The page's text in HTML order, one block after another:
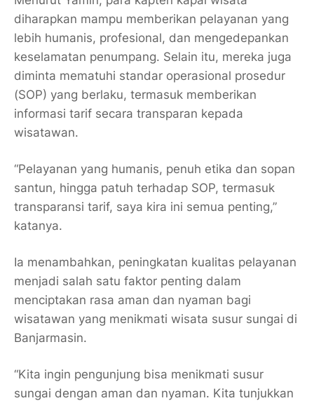
diharapkan mampu memberikan pelayanan yang
lebih humanis, profesional, dan mengedepankan
keselamatan penumpang. Selain itu, mereka juga
diminta mematuhi standar operasional prosedur
(SOP) yang berlaku, termasuk memberikan
informasi tarif secara transparan kepada
wisatawan.
“Pelayanan yang humanis, penuh etika dan sopan
santun, hingga patuh terhadap SOP, termasuk
transparansi tarif, saya kira ini semua penting,”
katanya.
Ia menambahkan, peningkatan kualitas pelayanan
menjadi salah satu faktor penting dalam
menciptakan rasa aman dan nyaman bagi
wisatawan yang menikmati wisata susur sungai di
Banjarmasin.
“Kita ingin pengunjung bisa menikmati susur
sungai dengan aman dan nyaman. Kita tunjukkan